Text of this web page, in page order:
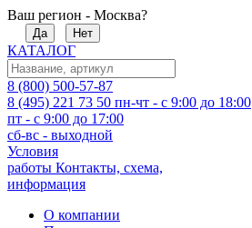
Ваш регион - Москва?
Да Нет
КАТАЛОГ
8 (800) 500-57-87
8 (495) 221 73 50 пн-чт - с 9:00 до 18:00
пт - с 9:00 до 17:00
сб-вс - выходной
Условия
работы Контакты, схема,
информация
О компании